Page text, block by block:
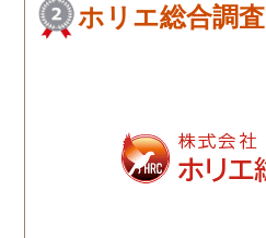
ホリエ総合調査